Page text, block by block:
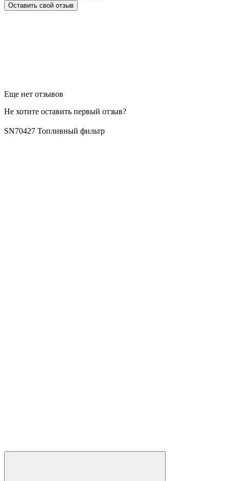
Еще нет отзывов
Не хотите оставить первый отзыв?
SN70427 Топливный фильтр